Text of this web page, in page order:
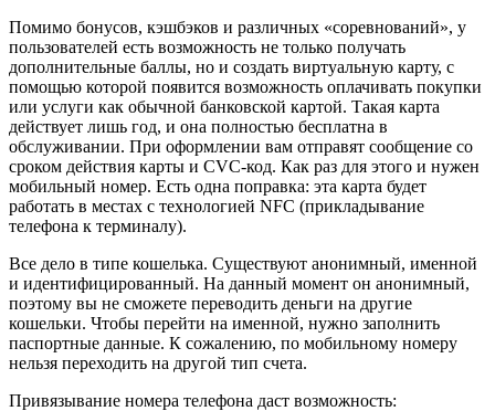
Помимо бонусов, кэшбэков и различных «соревнований», у
пользователей есть возможность не только получать
дополнительные баллы, но и создать виртуальную карту, с
помощью которой появится возможность оплачивать покупки
или услуги как обычной банковской картой. Такая карта
действует лишь год, и она полностью бесплатна в
обслуживании. При оформлении вам отправят сообщение со
сроком действия карты и СVC-код. Как раз для этого и нужен
мобильный номер. Есть одна поправка: эта карта будет
работать в местах с технологией NFC (прикладывание
телефона к терминалу).
Все дело в типе кошелька. Существуют анонимный, именной
и идентифицированный. На данный момент он анонимный,
поэтому вы не сможете переводить деньги на другие
кошельки. Чтобы перейти на именной, нужно заполнить
паспортные данные. К сожалению, по мобильному номеру
нельзя переходить на другой тип счета.
Привязывание номера телефона даст возможность: